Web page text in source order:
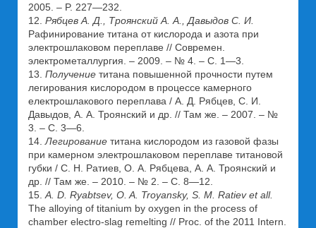
2005. – P. 227—232.
12. Рябцев А. Д., Троянский А. А., Давыдов С. И.
Рафинирование титана от кислорода и азота при
электрошлаковом переплаве // Современ.
электрометаллургия. – 2009. – № 4. – С. 1—3.
13. Получение титана повышенной прочности путем
легирования кислородом в процессе камерного
електрошлакового переплава / А. Д. Рябцев, С. И.
Давыдов, А. А. Троянский и др. // Там же. – 2007. – №
3. – С. 3—6.
14. Легирование титана кислородом из газовой фазы
при камерном электрошлаковом переплаве титановой
губки / С. Н. Ратиев, О. А. Рябцева, А. А. Троянский и
др. // Там же. – 2010. – № 2. – С. 8—12.
15. A. D. Ryabtsev, O. A. Troyansky, S. M. Ratiev et all.
The alloying of titanium by oxygen in the process of
chamber electro-slag remelting // Proc. of the 2011 Intern.